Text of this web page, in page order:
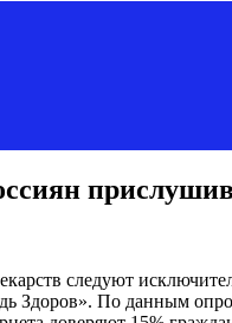
следуют
Здоров». По данным